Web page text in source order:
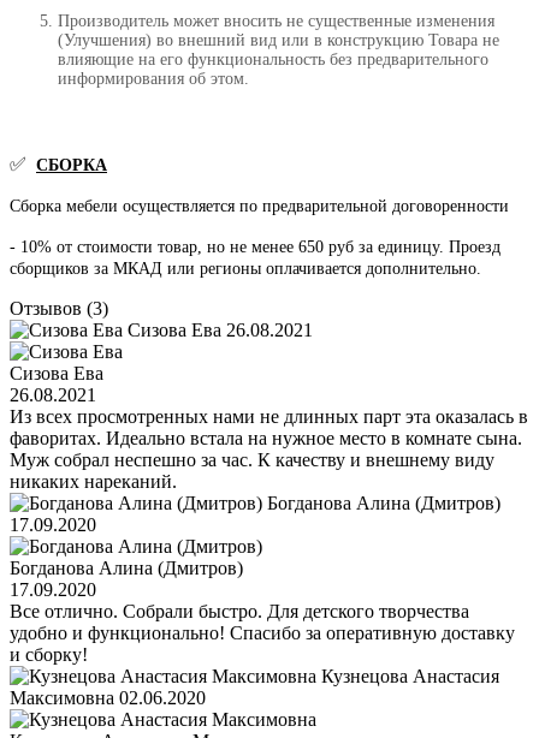
Производитель может вносить не существенные изменения
(Улучшения) во внешний вид или в конструкцию Товара не
влияющие на его функциональность без предварительного
информирования об этом.
✅ СБОРКА
Сборка мебели осуществляется по предварительной договоренности
- 10% от стоимости товар, но не менее 650 руб за единицу. Проезд
сборщиков за МКАД или регионы оплачивается дополнительно.
Отзывов (3)
Сизова Ева 26.08.2021
Сизова Ева
26.08.2021
Из всех просмотренных нами не длинных парт эта оказалась в
фаворитах. Идеально встала на нужное место в комнате сына.
Муж собрал неспешно за час. К качеству и внешнему виду
никаких нареканий.
Богданова Алина (Дмитров)
17.09.2020
Богданова Алина (Дмитров)
17.09.2020
Все отлично. Собрали быстро. Для детского творчества
удобно и функционально! Спасибо за оперативную доставку
и сборку!
Кузнецова Анастасия
Максимовна 02.06.2020